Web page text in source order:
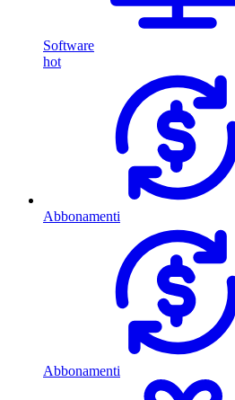
Software
hot
Abbonamenti
Abbonamenti